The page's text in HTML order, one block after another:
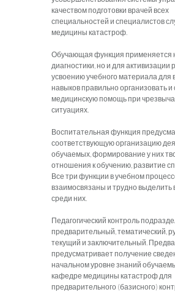
качеством подготовки врачей всех
специальностей и специалистов
медицины катастроф.
Обучающая функция применяется
диагностики, но и для активизации
усвоению учебного материала для
навыков правильно организовать и
медицинскую помощь при
ситуациях.
Воспитательная функция
соответствующую организацию
обучаемых, формирование у них
отношения к обучению, развитие
Все три функции в учебном
взаимосвязаны и трудно
среди них.
Педагогический контроль
предварительный, тематический,
текущий и заключительный.
предусматривает получение
начальном уровне знаний
кафедре медицины катастроф для
предварительного (базисного)